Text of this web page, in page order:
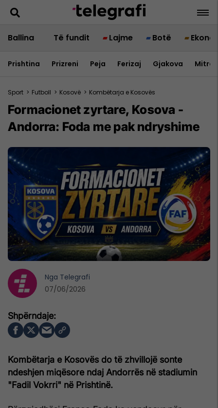
Ballina Të fundit Lajme Botë
Prishtina Prizreni Peja Ferizaj Gjakova
Sport > Futboll > Kosovë > Kombëtarja e Kosovës
Formacionet zyrtare, Kosova -
Andorra: Foda me pak ndryshime
Kombëtarja e Kosovës do të zhvillojë sonte
ndeshjen miqësore ndaj Andorrës në stadiumin
"Fadil Vokrri" në Prishtinë.
Nga Telegrafi
07/06/2026